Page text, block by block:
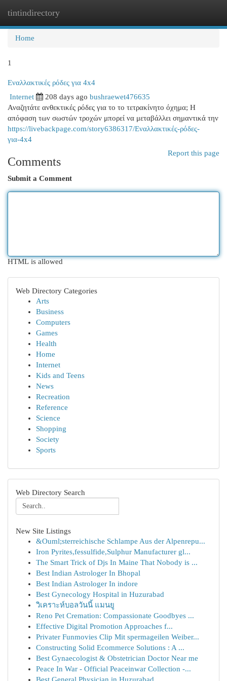
tintindirectory
Home
1
Εναλλακτικές ρόδες για 4x4
Internet 208 days ago bushraewet476635
Αναζητάτε ανθεκτικές ρόδες για το το τετρακίνητο όχημα; Η
απόφαση των σωστών τροχών μπορεί να μεταβάλλει σημαντικά την
https://livebackpage.com/story6386317/Εναλλακτικές-ρόδες-
για-4x4
Report this page
Comments
Submit a Comment
HTML is allowed
Web Directory Categories
Arts
Business
Computers
Games
Health
Home
Internet
Kids and Teens
News
Recreation
Reference
Science
Shopping
Society
Sports
Web Directory Search
New Site Listings
&Ouml;sterreichische Schlampe Aus der Alpenrepu...
Iron Pyrites,fessulfide,Sulphur Manufacturer gl...
The Smart Trick of Djs In Maine That Nobody is ...
Best Indian Astrologer In Bhopal
Best Indian Astrologer In indore
Best Gynecology Hospital in Huzurabad
วิเคราะห์บอลวันนี้ แมนยู
Reno Pet Cremation: Compassionate Goodbyes ...
Effective Digital Promotion Approaches f...
Privater Funmovies Clip Mit spermageilen Weiber...
Constructing Solid Ecommerce Solutions : A ...
Best Gynaecologist & Obstetrician Doctor Near me
Peace In War - Official Peaceinwar Collection -...